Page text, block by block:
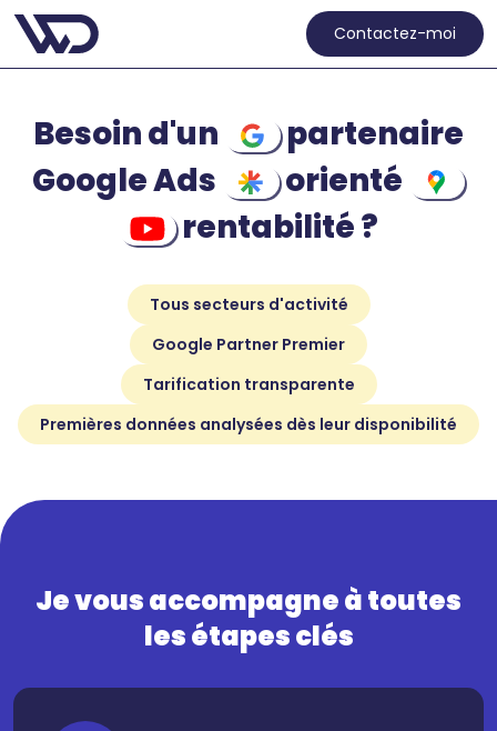
Contactez-moi
Besoin d'un
partenaire
Google Ads
orienté
rentabilité ?
Tous secteurs d'activité
Google Partner Premier
Tarification transparente
Premières données analysées dès leur disponibilité
Je vous accompagne à toutes
les étapes clés